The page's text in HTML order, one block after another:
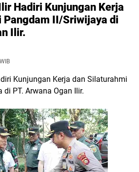
Hadiri Kunjungan Kerja
Pangdam II/Sriwijaya di
Ilir.
Kunjungan Kerja dan Silaturahmi
PT. Arwana Ogan Ilir.